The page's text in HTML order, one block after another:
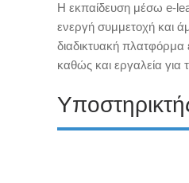
H εκπαίδευση μέσω e-
ενεργή συμμετοχή και
διαδικτυακή πλατφόρμα
καθώς και εργαλεία για